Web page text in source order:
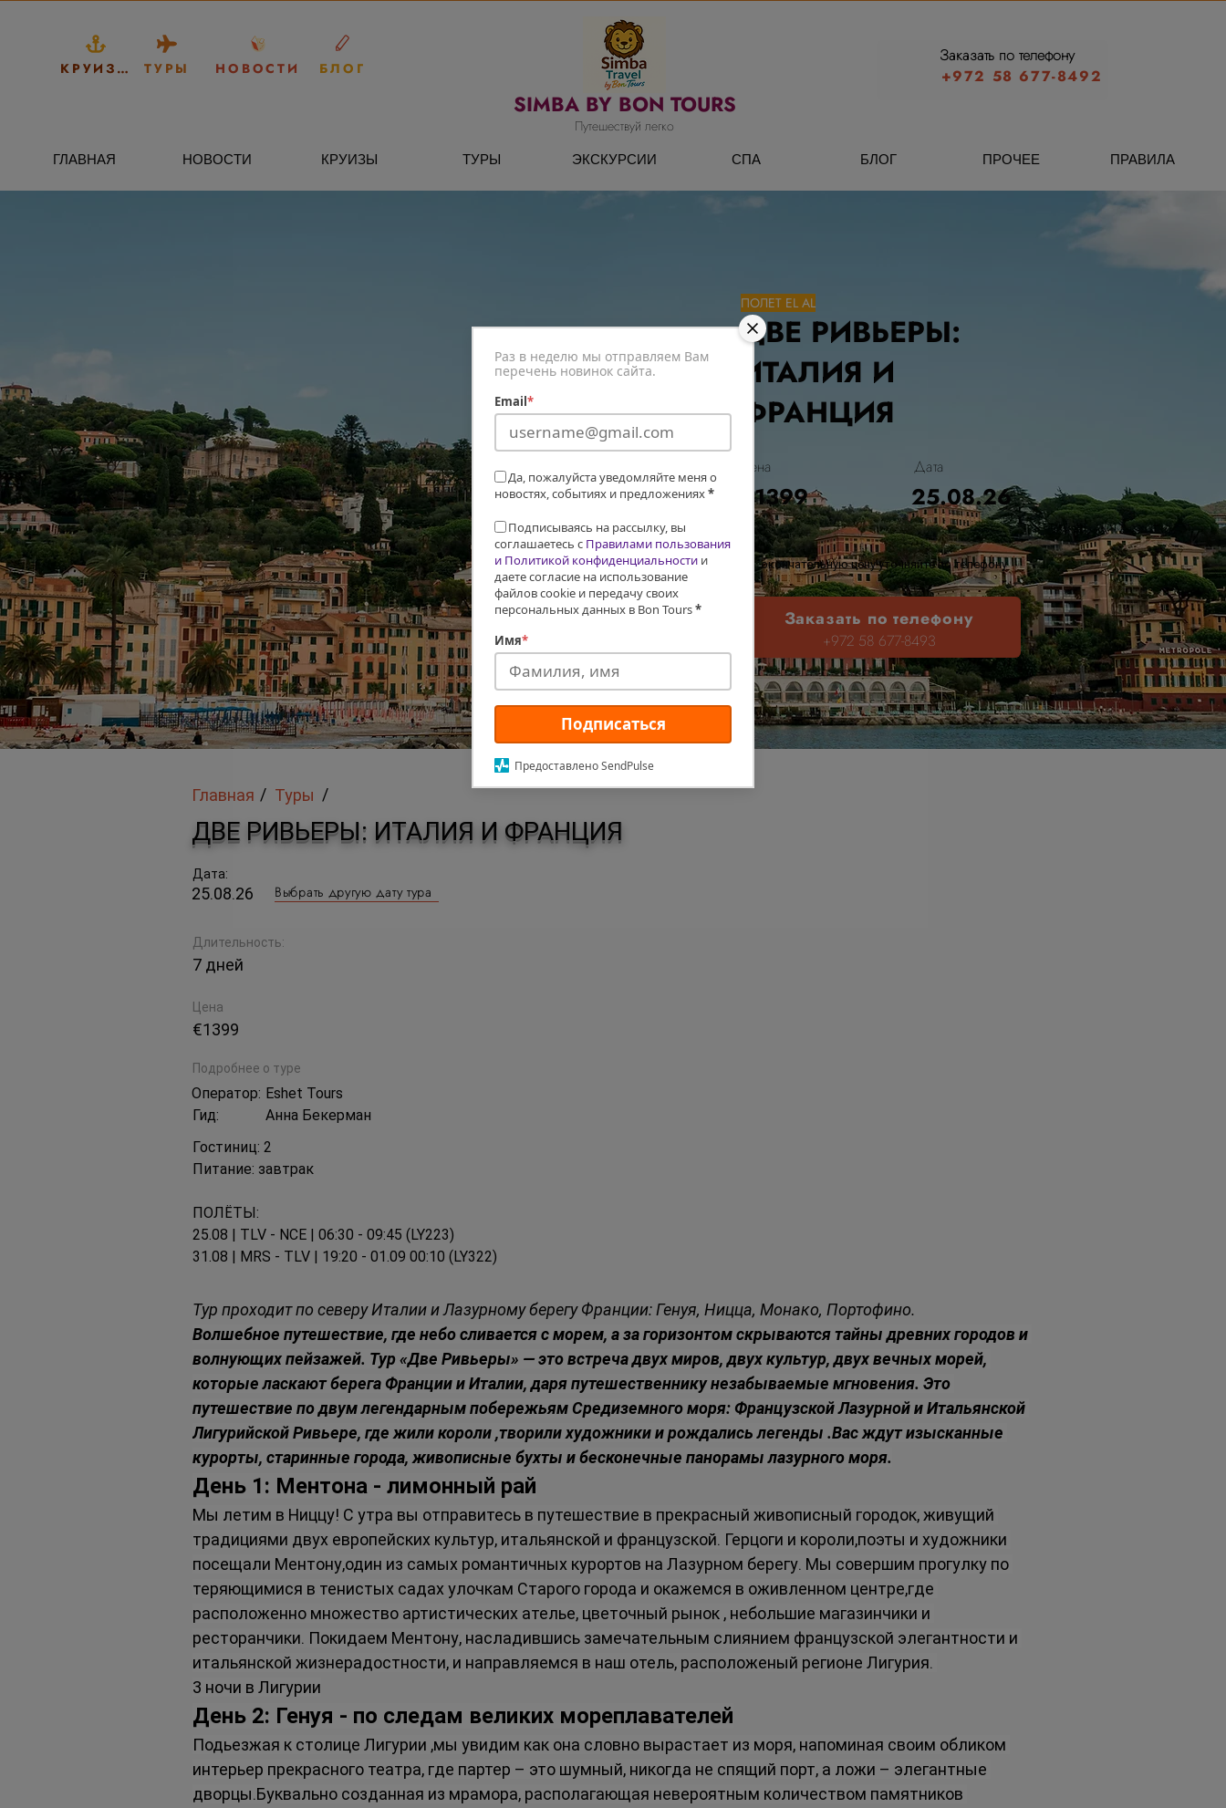
Раз в неделю мы отправляем Вам
перечень новинок сайта.
Email *
Да, пожалуйста уведомляйте меня о
новостях, событиях и предложениях*
Подписываясь на рассылку, вы
соглашаетесь с Правилами пользования
и Политикой конфиденциальности и
даете согласие на использование
файлов cookie и передачу своих
персональных данных в Bon Tours*
Имя*
Подписаться
Предоставлено SendPulse
КРУИЗЫ ТУРЫ НОВОСТИ БЛОГ
Путешествуй легко
SIMBA BY BON TOURS
+972 58 677-8492
Заказать по телефону
ГЛАВНАЯ НОВОСТИ КРУИЗЫ ТУРЫ ЭКСКУРСИИ СПА БЛОГ ПРОЧЕЕ ПРАВИЛА
ПОЛЕТ EL AL
ДВЕ РИВЬЕРЫ:
ИТАЛИЯ И
ФРАНЦИЯ
Цена
€1399
Дата
25.08.26
окончательную цену уточняйте по телефону
Заказать по телефону
+972 58 677-8493
Главная / Туры /
ДВЕ РИВЬЕРЫ: ИТАЛИЯ И ФРАНЦИЯ
Дата:
25.08.26 Выбрать другую дату тура
Длительность:
7 дней
Цена
€1399
Подробнее о туре
Оператор: Eshet Tours
Гид:
Анна Бекерман
Гостиниц: 2
Питание: завтрак
ПОЛЁТЫ:
25.08 | TLV - NCE | 06:30 - 09:45 (LY223)
31.08 | MRS - TLV | 19:20 - 01.09 00:10 (LY322)
Тур проходит по северу Италии и Лазурному берегу Франции: Генуя, Ницца, Монако, Портофино.
Волшебное путешествие, где небо сливается с морем, а за горизонтом скрываются тайны древних городов и
волнующих пейзажей. Тур «Две Ривьеры» — это встреча двух миров, двух культур, двух вечных морей,
которые ласкают берега Франции и Италии, даря путешественнику незабываемые мгновения. Это
путешествие по двум легендарным побережьям Средиземного моря: Французской Лазурной и Итальянской
Лигурийской Ривьере, где жили короли ,творили художники и рождались легенды .Вас ждут изысканные
курорты, старинные города, живописные бухты и бесконечные панорамы лазурного моря.
День 1: Ментона - лимонный рай
Мы летим в Ниццу! С утра вы отправитесь в путешествие в прекрасный живописный городок, живущий
традициями двух европейских культур, итальянской и французской. Герцоги и короли,поэты и художники
посещали Ментону,один из самых романтичных курортов на Лазурном берегу. Мы совершим прогулку по
теряющимися в тенистых садах улочкам Старого города и окажемся в оживленном центре,где
расположенно множество артистических ателье, цветочный рынок , небольшие магазинчики и
ресторанчики. Покидаем Ментону, насладившись замечательным слиянием французской элегантности и
итальянской жизнерадостности, и направляемся в наш отель, расположеный регионе Лигурия.
3 ночи в Лигурии
День 2: Генуя - по следам великих мореплавателей
Подьезжая к столице Лигурии ,мы увидим как она словно вырастает из моря, напоминая своим обликом
интерьер прекрасного театра, где партер – это шумный, никогда не спящий порт, а ложи – элегантные
дворцы.Буквально созданная из мрамора, располагающая невероятным количеством памятников